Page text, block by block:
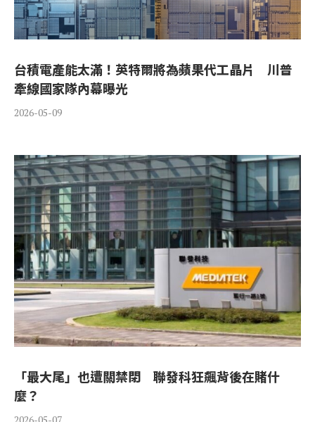
台積電產能太滿！英特爾將為蘋果代工晶片 川普
牽線國家隊內幕曝光
2026-05-09
「最大尾」也遭關禁閉 聯發科狂飆背後在賭什
麼？